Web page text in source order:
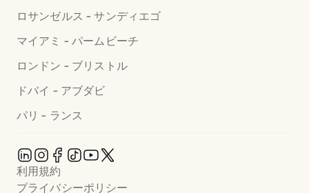
ロサンゼルス - サンディエゴ
マイアミ - パームビーチ
ロンドン - ブリストル
ドバイ - アブダビ
パリ - ランス
利用規約
プライバシーポリシー